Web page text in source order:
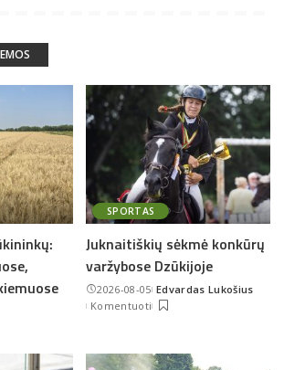
SPORTAS
Juknaitiškių sėkmė konkūrų
varžybose Dzūkijoje
2026-08-05Posted
by
Edvardas Lukošius
Komentuoti